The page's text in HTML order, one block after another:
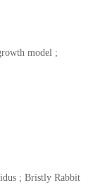
model ;
; Bristly Rabbit